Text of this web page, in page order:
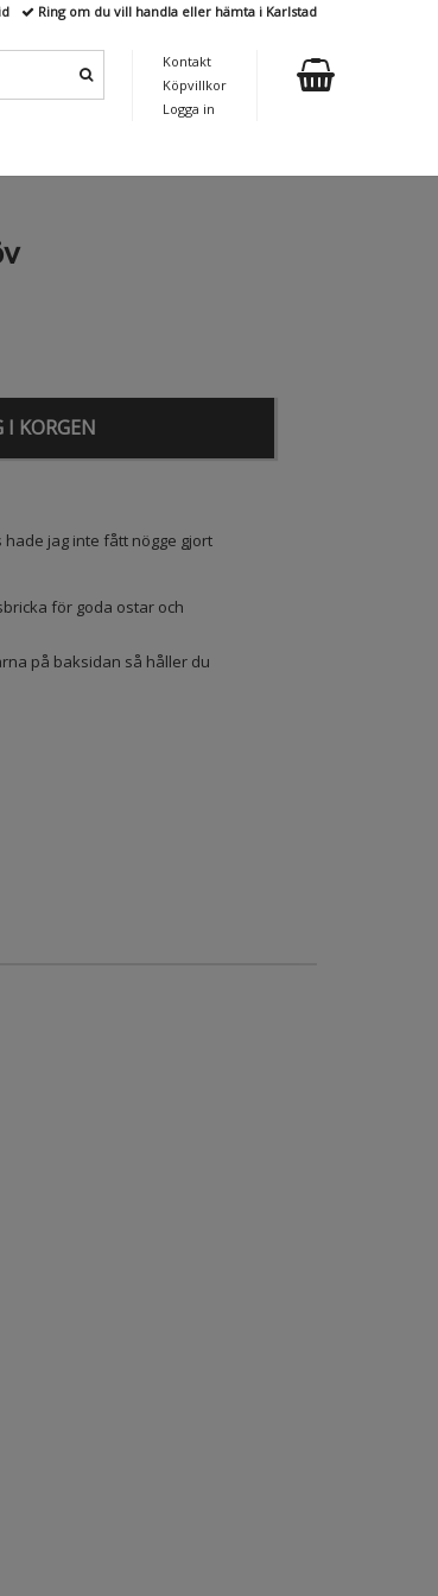
I KORGEN
jag inte fått nögge gjort
för goda ostar och
på baksidan så håller du
Ring om du vill handla eller hämta i Karlstad
Kontakt
Köpvillkor
Logga in